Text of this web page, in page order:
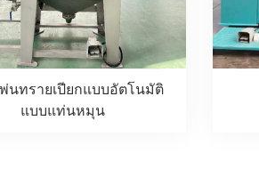
นทรายเปียกแบบอัตโนมัติ
แบบแท่นหมุน